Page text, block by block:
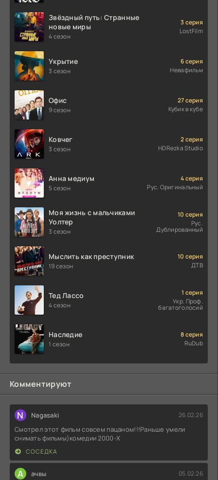
Звёздный путь: Странные
новые миры
4 сезон
3 серия
LostFilm
Укрытие
3 сезон
6 серия
Невафильм
Офис
9 сезон
27 серия
Кубик в кубе
Ковчег
3 сезон
2 серия
HDRezka Studio
Анна медиум
5 сезон
4 серия
Рус. Оригинальный
Моя жизнь с мальчиками
Уолтер
3 сезон
10 серия
Рус.
Дублированный
Мыслить как преступник
19 сезон
10 серия
ДТВ
Тед Лассо
4 сезон
1 серия
Укр. Проф.
багатоголосий
Наследие
1 сезон
8 серия
RuDub
Комментируют
N Nagasaki 26.02.26
Смотрел этот фильм совсем пацаном!!!Раньше умели
снимать фильмы)комедии 2000-X
СОСЕДКА
А ачвы 05.02.26